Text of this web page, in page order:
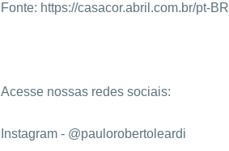
Fonte: https://casacor.abril.com.br/pt-BR
Acesse nossas redes sociais:
Instagram - @paulorobertoleardi